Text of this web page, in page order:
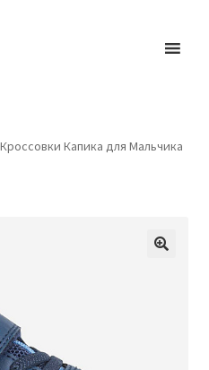
Капика для Мальчика